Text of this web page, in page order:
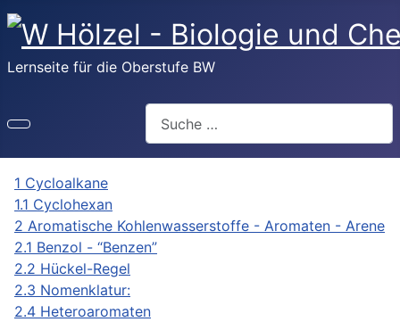
Lernseite für die Oberstufe BW
1 Cycloalkane
1.1 Cyclohexan
2 Aromatische Kohlenwasserstoffe - Aromaten - Arene
2.1 Benzol - “Benzen”
2.2 Hückel-Regel
2.3 Nomenklatur:
2.4 Heteroaromaten